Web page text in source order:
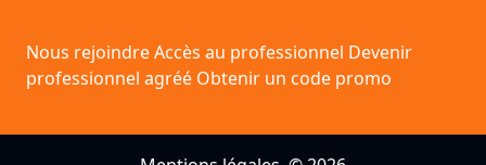
Nous rejoindreAccès au professionnel Devenir
professionnel agréé Obtenir un code promo